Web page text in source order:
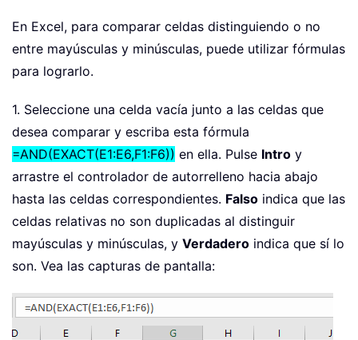
En Excel, para comparar celdas distinguiendo o no
entre mayúsculas y minúsculas, puede utilizar fórmulas
para lograrlo.
1. Seleccione una celda vacía junto a las celdas que
desea comparar y escriba esta fórmula
=AND(EXACT(E1:E6,F1:F6)) en ella. Pulse Intro y
arrastre el controlador de autorrelleno hacia abajo
hasta las celdas correspondientes. Falso indica que las
celdas relativas no son duplicadas al distinguir
mayúsculas y minúsculas, y Verdadero indica que sí lo
son. Vea las capturas de pantalla: